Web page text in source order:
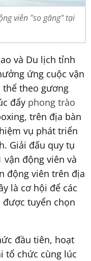
viên "so găng" tại
và Du lịch tỉnh
ứng cuộc vận
thể theo gương
đẩy phong trào
trên địa bàn
vụ phát triển
Giải đấu quy tụ
vận động viên và
động viên trên địa
là cơ hội để các
tuyển chọn
đầu tiên, hoạt
tổ chức cùng lúc